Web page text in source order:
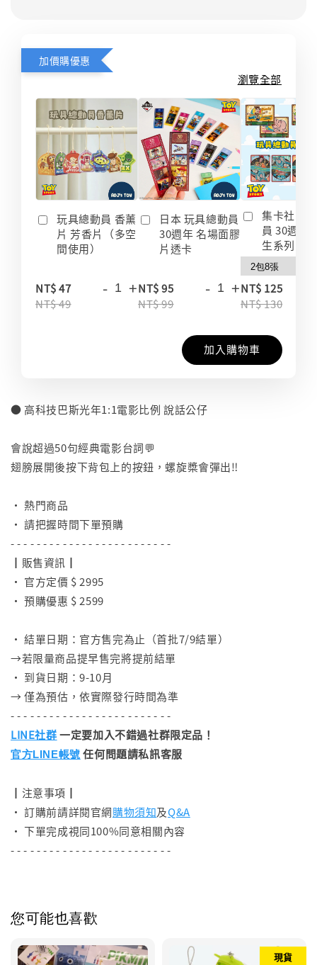
加價購優惠
瀏覽全部
玩具總動員 香薰
片 芳香片（多空
間使用）
NT$ 47
NT$ 49
- +
日本 玩具總動員
30週年 名場面膠
片透卡
NT$ 95
NT$ 99
- +
集卡社 玩
員 30週年
生系列 收
NT$ 125
NT$ 130
加入購物車
● 高科技巴斯光年1:1電影比例 說話公仔
會說超過50句經典電影台詞💬
翅膀展開後按下背包上的按鈕，螺旋槳會彈出‼️
• 熱門商品
• 請把握時間下單預購
- - - - - - - - - - - - - - - - - - - - - - - - -
┃販售資訊┃
• 官方定價 $ 2995
• 預購優惠 $ 2599
• 結單日期：官方售完為止（首批7/9結單）
→若限量商品提早售完將提前結單
• 到貨日期：9-10月
→ 僅為預估，依實際發行時間為準
- - - - - - - - - - - - - - - - - - - - - - - - -
LINE社群一定要加入不錯過社群限定品！
官方LINE帳號 任何問題請私訊客服
┃注意事項┃
• 訂購前請詳閱官網購物須知及Q&A
• 下單完成視同100%同意相關內容
- - - - - - - - - - - - - - - - - - - - - - - - -
您可能也喜歡
現貨